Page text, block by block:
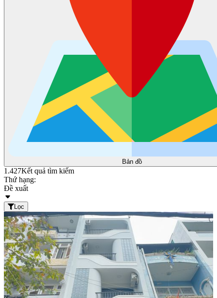
Bản đồ
1.427Kết quả tìm kiếm
Thứ hạng:
Đề xuất
Lọc